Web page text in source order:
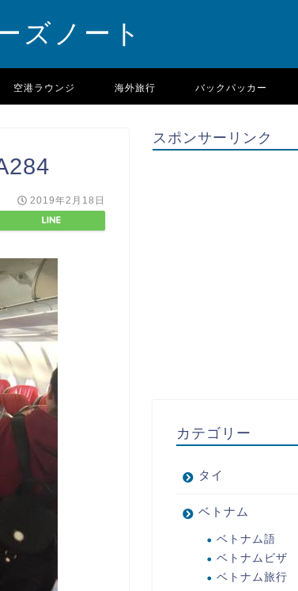
ズノート
空港ラウンジ 海外旅行 バックパッカー
2019年2月18日
スポンサーリンク
カテゴリー
タイ
ベトナム
ベトナム語
ベトナムビザ
ベトナム旅行